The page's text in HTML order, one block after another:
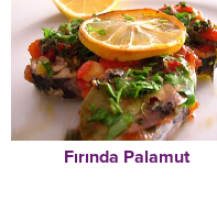
Fırında Palamut